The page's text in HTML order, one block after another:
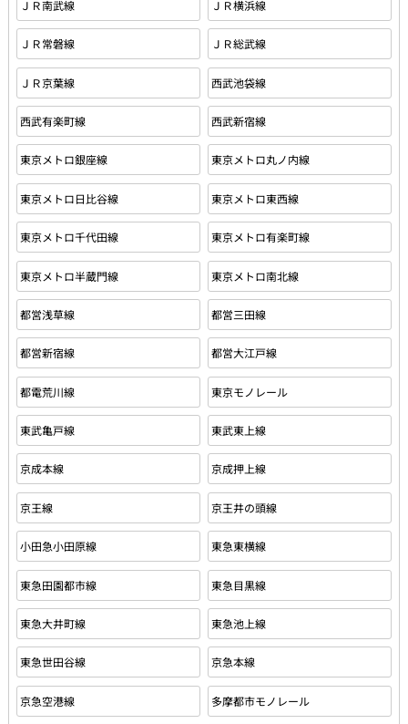
ＪＲ南武線 ＪＲ横浜線
ＪＲ常磐線 ＪＲ総武線
ＪＲ京葉線 西武池袋線
西武有楽町線 西武新宿線
東京メトロ銀座線 東京メトロ丸ノ内線
東京メトロ日比谷線 東京メトロ東西線
東京メトロ千代田線 東京メトロ有楽町線
東京メトロ半蔵門線 東京メトロ南北線
都営浅草線 都営三田線
都営新宿線 都営大江戸線
都電荒川線 東京モノレール
東武亀戸線 東武東上線
京成本線 京成押上線
京王線 京王井の頭線
小田急小田原線 東急東横線
東急田園都市線 東急目黒線
東急大井町線 東急池上線
東急世田谷線 京急本線
京急空港線 多摩都市モノレール